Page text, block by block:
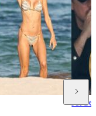
Jet Set